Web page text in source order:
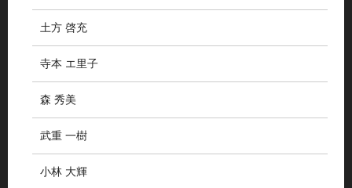
土方 啓充
寺本 エ里子
森 秀美
武重 一樹
小林 大輝